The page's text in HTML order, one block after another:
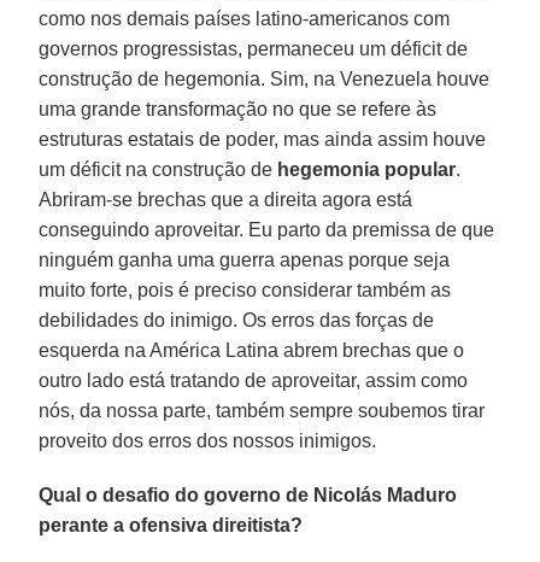
como nos demais países latino-americanos com
governos progressistas, permaneceu um déficit de
construção de hegemonia. Sim, na Venezuela houve
uma grande transformação no que se refere às
estruturas estatais de poder, mas ainda assim houve
um déficit na construção de hegemonia popular.
Abriram-se brechas que a direita agora está
conseguindo aproveitar. Eu parto da premissa de que
ninguém ganha uma guerra apenas porque seja
muito forte, pois é preciso considerar também as
debilidades do inimigo. Os erros das forças de
esquerda na América Latina abrem brechas que o
outro lado está tratando de aproveitar, assim como
nós, da nossa parte, também sempre soubemos tirar
proveito dos erros dos nossos inimigos.
Qual o desafio do governo de Nicolás Maduro
perante a ofensiva direitista?